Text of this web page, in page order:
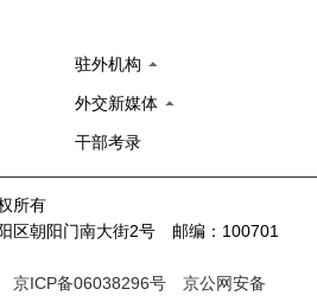
驻外机构
外交新媒体
干部考录
所有
区朝阳门南大街2号 邮编：100701
京ICP备06038296号
京公网安备